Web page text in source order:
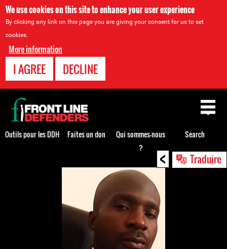
We use cookies on this site to enhance your user experience
By clicking any link on this page you are giving your consent for us to set
cookies.
More information
I AGREE DECLINE
< Traduire
Back
to
top
Outils pour les DDH Faites un don
Qui sommes-nous
?
Search